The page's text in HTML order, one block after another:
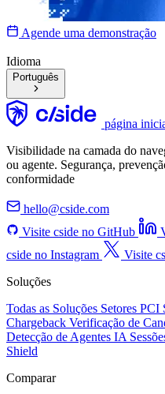
Agende uma demonstração
Idioma
Português
página
Visibilidade na camada do
ou agente. Segurança,
conformidade
hello@cside.com
Visite cside no GitHub
cside no Instagram
Visite
Soluções
Todas as Soluções Setores PCI
Chargeback Verificação de
Detecção de Agentes IA
Shield
Comparar